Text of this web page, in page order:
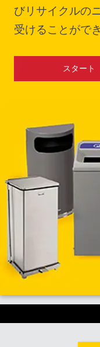
びリサイクルの
受けることがで
スタート